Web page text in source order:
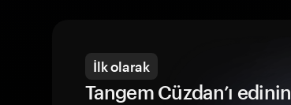
İlk olarak
Tangem Cüzdan’ı edinin